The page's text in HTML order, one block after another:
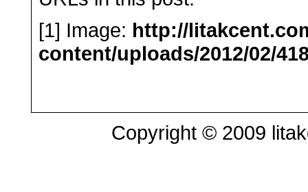
[1] Image: http://
content/uploads/2012/02/
Copyright © 2009